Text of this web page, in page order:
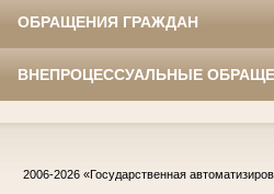
ОБРАЩЕНИЯ ГРАЖДАН
ВНЕПРОЦЕССУАЛЬНЫЕ
2006-2026 «Государственная